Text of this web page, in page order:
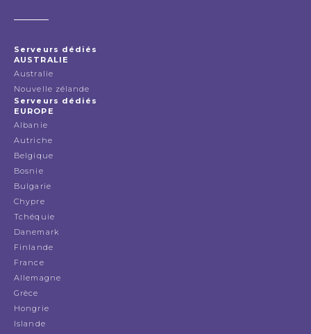
Serveurs dédiés
AUSTRALIE
Australie
Nouvelle zélande
Serveurs dédiés
EUROPE
Albanie
Autriche
Belgique
Bosnie
Bulgarie
Chypre
Tchéquie
Danemark
Finlande
France
Allemagne
Grèce
Hongrie
Islande